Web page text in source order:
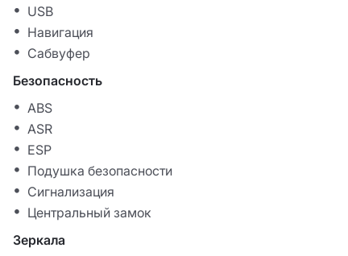
USB
Навигация
Сабвуфер
Безопасность
ABS
ASR
ESP
Подушка безопасности
Сигнализация
Центральный замок
Зеркала